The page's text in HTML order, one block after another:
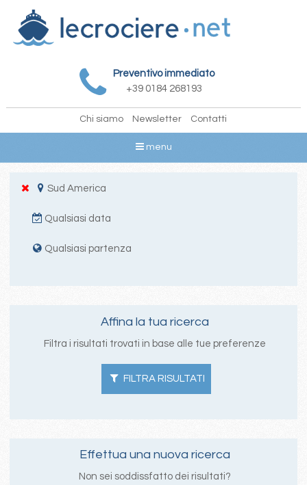
Preventivo immediato
+39 0184 268193
Chi siamo Newsletter Contatti
menu
Sud America
Qualsiasi data
Qualsiasi partenza
Affina la tua ricerca
Filtra i risultati trovati in base alle tue preferenze
FILTRA RISULTATI
Effettua una nuova ricerca
Non sei soddissfatto dei risultati?